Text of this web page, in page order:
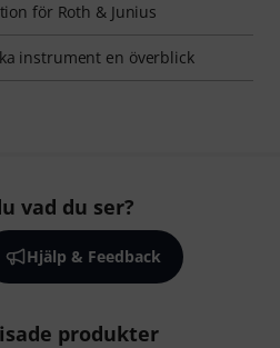
för Roth & Junius
instrument en överblick
vad du ser?
Hjälp & Feedback
produkter